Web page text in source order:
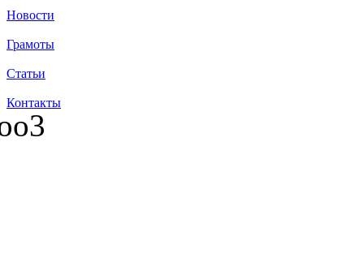
Новости
Грамоты
Статьи
Контакты